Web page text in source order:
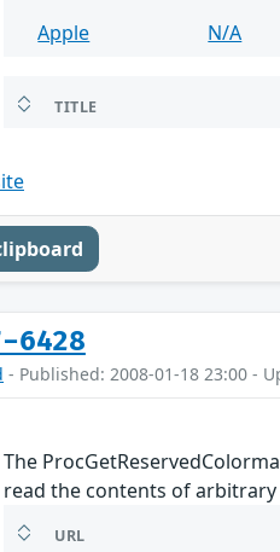
Apple
N/A
TITLE
6428
- Published: 2008-01-18 23:00 -
The
read the contents of
URL